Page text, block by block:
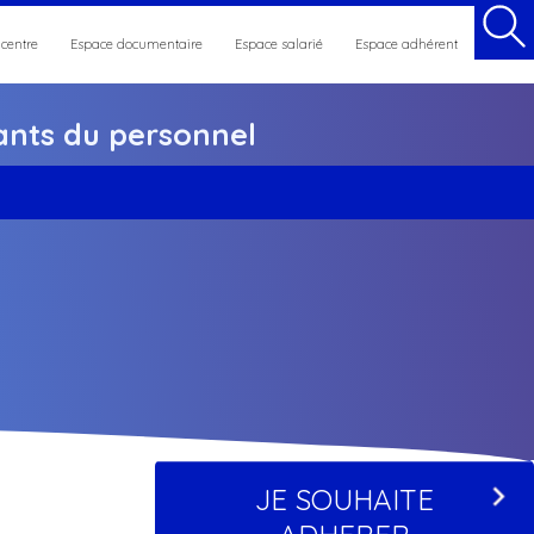
Espace documentaire Espace salarié Espace adhérent
du personnel
JE SOUHAITE